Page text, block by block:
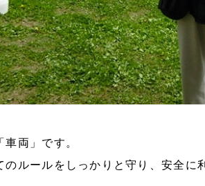
車両」です。
のルールをしっかりと守り、安全に